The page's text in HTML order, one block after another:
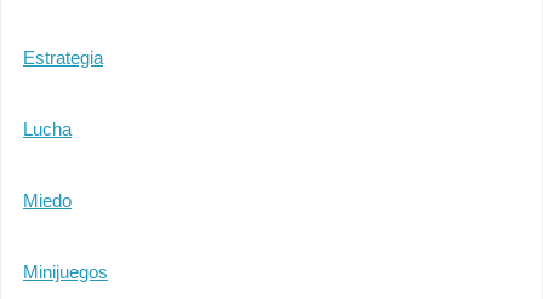
Estrategia
Lucha
Miedo
Minijuegos